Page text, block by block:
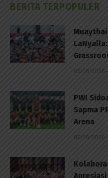
BERITA TERPOPULER
05/08/2026 -
PWI
Sapma
Arena
05/08/2026 -